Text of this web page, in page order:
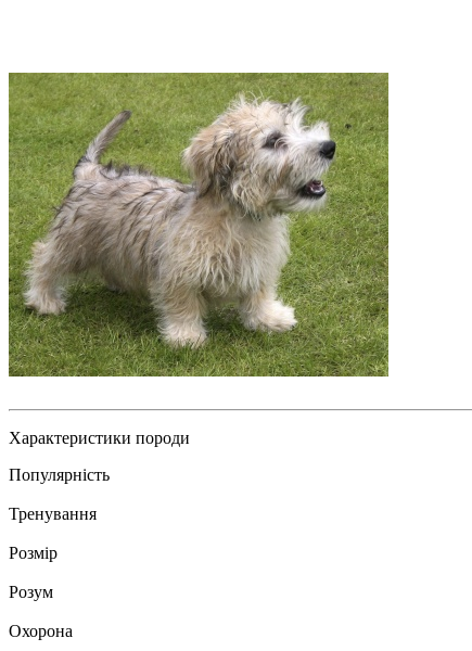
Характеристики породи
Популярність
Тренування
Розмір
Розум
Охорона